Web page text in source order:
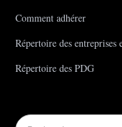
Comment adhérer
Répertoire des entreprises
Répertoire des PDG